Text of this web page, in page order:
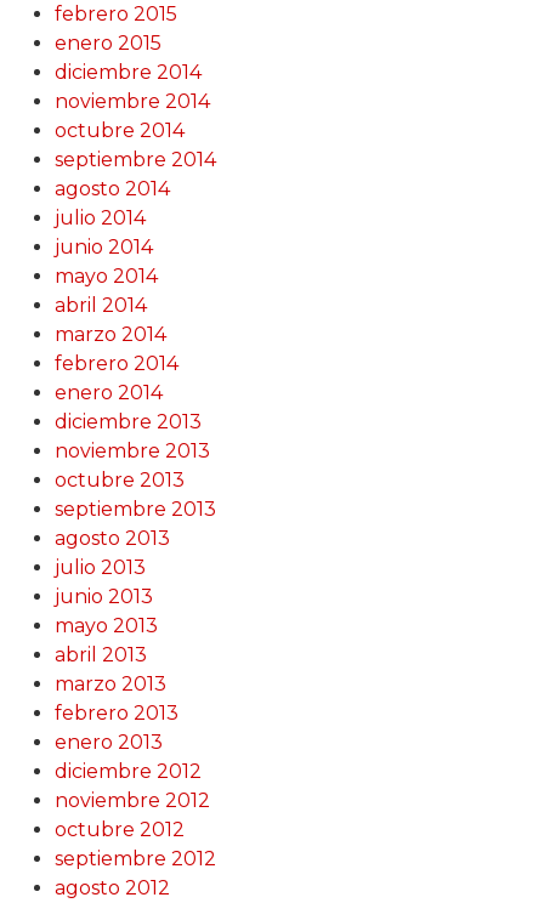
febrero 2015
enero 2015
diciembre 2014
noviembre 2014
octubre 2014
septiembre 2014
agosto 2014
julio 2014
junio 2014
mayo 2014
abril 2014
marzo 2014
febrero 2014
enero 2014
diciembre 2013
noviembre 2013
octubre 2013
septiembre 2013
agosto 2013
julio 2013
junio 2013
mayo 2013
abril 2013
marzo 2013
febrero 2013
enero 2013
diciembre 2012
noviembre 2012
octubre 2012
septiembre 2012
agosto 2012